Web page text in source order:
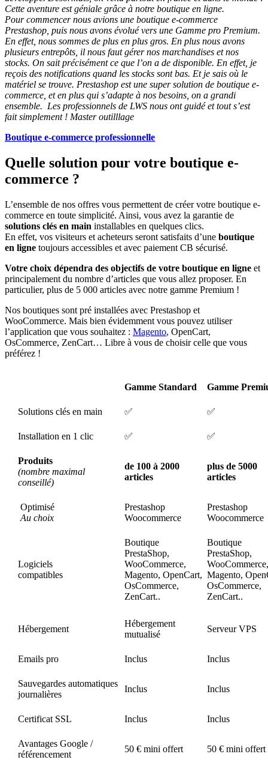
Cette aventure est géniale grâce à notre boutique en ligne.
Pour commencer nous avions une boutique e-commerce
Prestashop, puis nous avons évolué vers une Gamme pro Premium.
En effet, nous sommes de plus en plus gros. En plus nous avons
plusieurs entrepôts, il nous faut gérer nos marchandises et nos
stocks. On sait précisément ce que l’on a de disponible. En effet, je
reçois des notifications quand les stocks sont bas. Et je sais où le
matériel se trouve. Prestashop est une super solution de boutique e-
commerce, et en plus qui s’adapte à nos besoins, on a grandi
ensemble. Les professionnels de LWS nous ont guidé et tout s’est
fait simplement ! Master outilllage
Boutique e-commerce professionnelle
Quelle solution pour votre boutique e-
commerce ?
L’ensemble de nos offres vous permettent de créer votre boutique e-
commerce en toute simplicité. Ainsi, vous avez la garantie de
solutions clés en main installables en quelques clics.
En effet, vos visiteurs et acheteurs seront satisfaits d’une boutique
en ligne toujours accessibles et avec paiement CB sécurisé.
Votre choix dépendra des objectifs de votre boutique en ligne et
principalement du nombre d’articles que vous allez proposer. En
particulier, plus de 5 000 articles avec notre gamme Premium !
Nos boutiques sont pré installées avec Prestashop et
WooCommerce. Mais bien évidemment vous pouvez utiliser
l’application que vous souhaitez : Magento, OpenCart,
OsCommerce, ZenCart… Libre à vous de choisir celle que vous
préférez !
Gamme Standard Gamme
Solutions clés en main ✅ ✅
Installation en 1 clic ✅ ✅
Produits
(nombre maximal
conseillé)
de 100 à 2000
articles
plus de 5000
articles
Optimisé
Au choix
Prestashop
Woocommerce
Prestashop
Woocommerce
Logiciels
compatibles
Boutique
PrestaShop,
WooCommerce,
Magento, OpenCart,
OsCommerce,
ZenCart..
Boutique
PrestaShop,
WooCommerce,
Magento,
OsCommerce,
ZenCart..
Hébergement
Hébergement
mutualisé
Serveur VPS
Emails pro Inclus Inclus
Sauvegardes automatiques
journalières
Inclus Inclus
Certificat SSL Inclus Inclus
Avantages Google /
référencement
50 € mini offert 50 € mini offert